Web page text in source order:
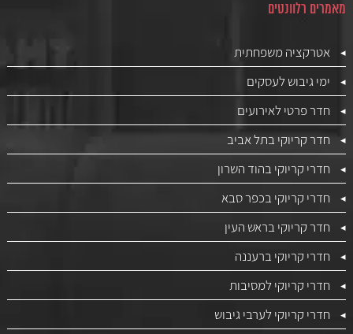
מאמרים רלוונטים
אטרקציה משפחתית
ימי גיבוש לעסקים
חדר פרטי לאירועים
חדר קריוקי בתל אביב
חדרי קריוקי בהוד השרון
חדרי קריוקי בכפר סבא
חדר קריוקי בראש העין
חדרי קריוקי ברעננה
חדרי קריוקי למסיבות
חדרי קריוקי לערבי גיבוש